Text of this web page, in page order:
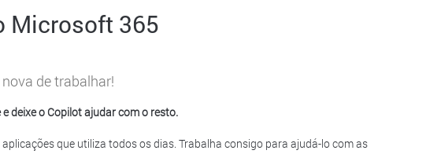
Microsoft 365
de trabalhar!
deixe o Copilot ajudar com o resto.
que utiliza todos os dias. Trabalha consigo para ajudá-lo com as